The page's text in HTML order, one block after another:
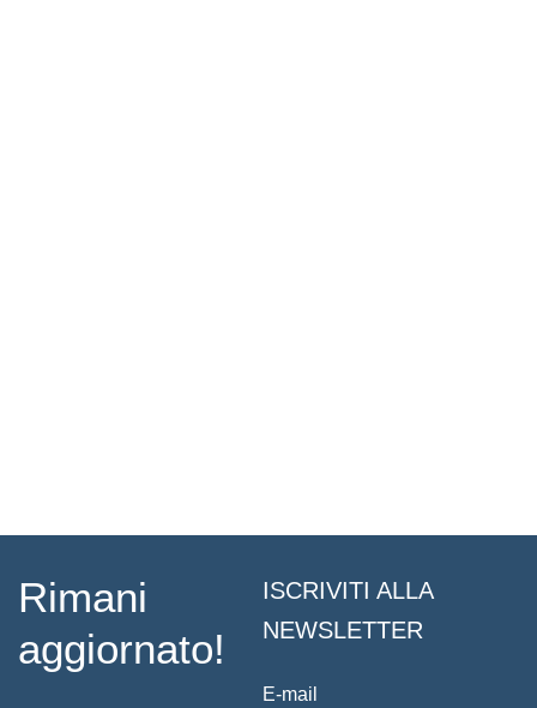
Rimani
aggiornato!
ISCRIVITI ALLA
NEWSLETTER